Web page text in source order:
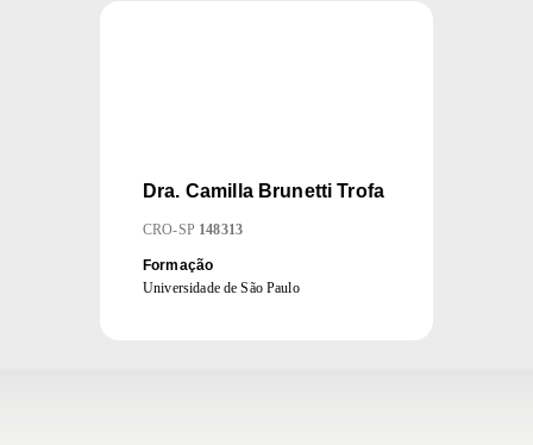
Dra. Camilla Brunetti Trofa
CRO-SP 148313
Formação
Universidade de São Paulo